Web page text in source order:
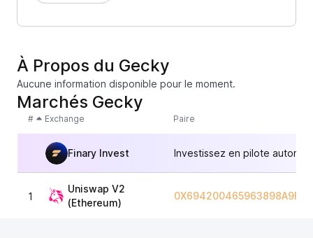
À Propos du Gecky
Aucune information disponible pour le moment.
Marchés Gecky
# Exchange Paire
Finary Invest Investissez en pilote
1
Uniswap V2
(Ethereum)